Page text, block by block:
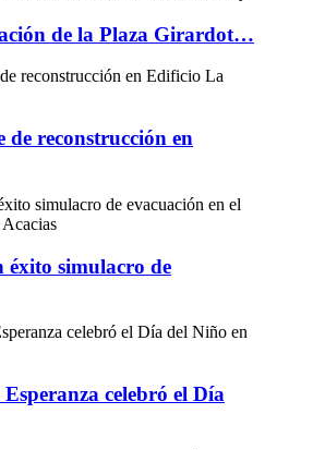
de la Plaza Girardot…
de reconstrucción en
éxito simulacro de
celebró el Día